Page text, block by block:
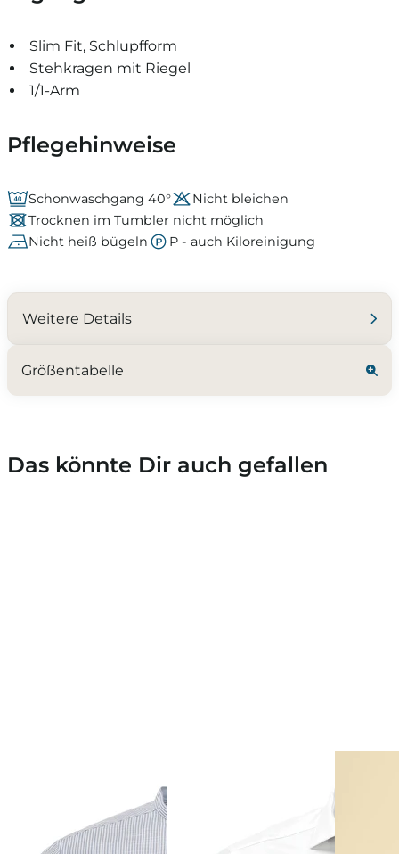
Slim Fit, Schlupfform
Stehkragen mit Riegel
1/1-Arm
Pflegehinweise
Schonwaschgang 40°
Nicht bleichen
Trocknen im Tumbler nicht möglich
Nicht heiß bügeln
P - auch Kiloreinigung
Weitere Details
Größentabelle
Das könnte Dir auch gefallen